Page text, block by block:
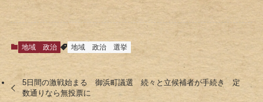
地域 政治 地域 政治 選挙
5日間の激戦始まる 御浜町議選 続々と立候補者が手続き 定
数通りなら無投票に